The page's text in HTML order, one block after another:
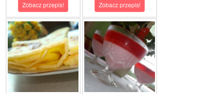
Zobacz przepis! Zobacz przepis!